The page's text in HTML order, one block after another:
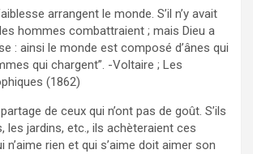
arrangent le monde. S’il n’y avait
hommes combattraient ; mais Dieu a
: ainsi le monde est composé d’ânes qui
qui chargent”. -Voltaire ; Les
(1862)
de ceux qui n’ont pas de goût. S’ils
les jardins, etc., ils achèteraient ces
n’aime rien et qui s’aime doit aimer son